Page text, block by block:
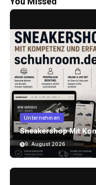
Unternehmen
Sneakershop Mit
9. August 2026